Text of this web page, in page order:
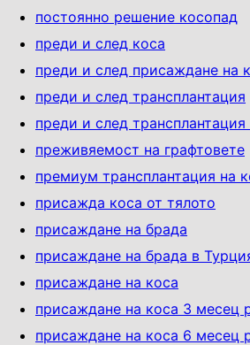
постоянно решение косопад
преди и след коса
преди и след присаждане на
преди и след трансплантация
преди и след трансплантация
преживяемост на графтовете
премиум трансплантация на
присажда коса от тялото
присаждане на брадa
присаждане на брада в
присаждане на коса
присаждане на коса 3 месец
присаждане на коса 6 месец